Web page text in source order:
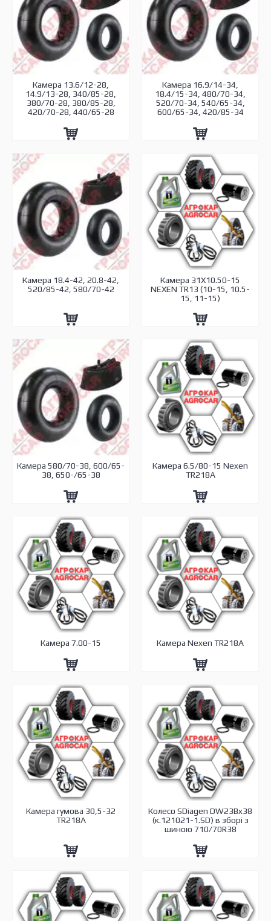
Камера 13.6/12-28,
14.9/13-28, 340/85-28,
380/70-28, 380/85-28,
420/70-28, 440/65-28
Камера 16.9/14-34,
18.4/15-34, 480/70-34,
520/70-34, 540/65-34,
600/65-34, 420/85-34
Камера 18.4-42, 20.8-42,
520/85-42, 580/70-42
Камера 31X10.50-15
NEXEN TR13 (10-15, 10.5-
15, 11-15)
Камера 580/70-38, 600/65-
38, 650-/65-38
Камера 6.5/80-15 Nexen
TR218A
Камера 7.00-15 Камера Nexen TR218A
Камера гумова 30,5-32
ТR218А
Колесо SDiagen DW23Bx38
(к.121021-1.SD) в зборі з
шиною 710/70R38